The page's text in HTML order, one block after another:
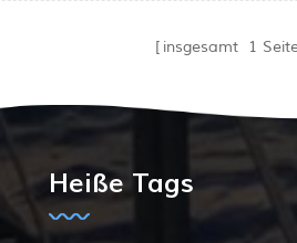
insgesamt 1
Heiße Tags